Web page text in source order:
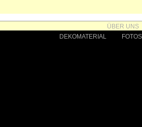
ÜBER UNS
DEKOMATERIAL FOTOS